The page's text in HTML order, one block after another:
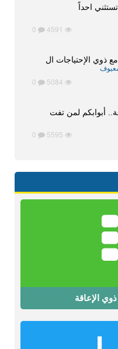
احداً
ذوي الإحتياجات ال
أبوابكم لمن تفت
الإعاقة